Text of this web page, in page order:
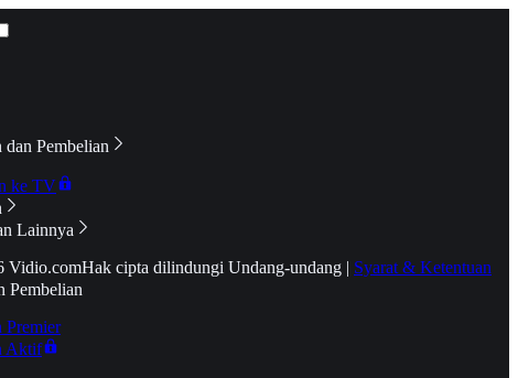
dan Pembelian
ke TV
Lainnya
Vidio.comHak cipta dilindungi Undang-undang | Syarat & Ketentuan
Pembelian
Premier
Aktif